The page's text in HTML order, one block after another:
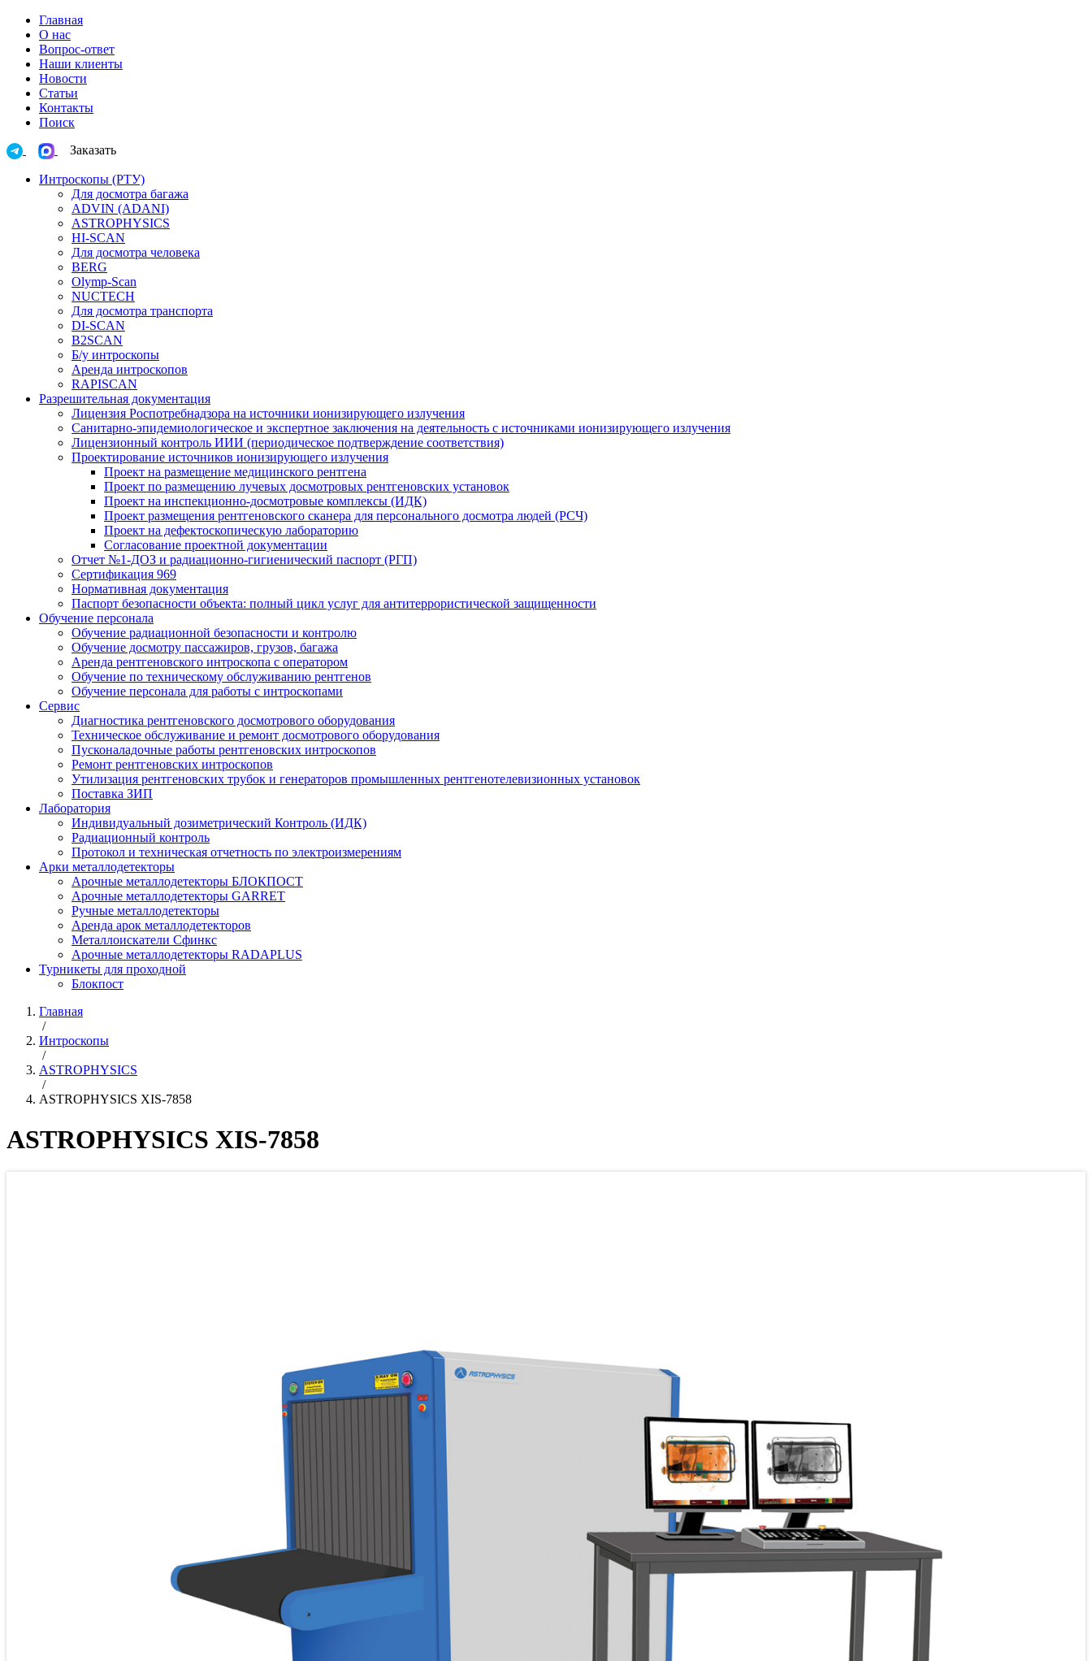
Главная
О нас
Вопрос-ответ
Наши клиенты
Новости
Статьи
Контакты
Поиск
Заказать
Интроскопы (РТУ)
Для досмотра багажа
ADVIN (ADANI)
ASTROPHYSICS
HI-SCAN
Для досмотра человека
BERG
Olymp-Scan
NUCTECH
Для досмотра транспорта
DI-SCAN
B2SCAN
Б/у интроскопы
Аренда интроскопов
RAPISCAN
Разрешительная документация
Лицензия Роспотребнадзора на источники ионизирующего излучения
Санитарно-эпидемиологическое и экспертное заключения на деятельность с источниками ионизирующего излучения
Лицензионный контроль ИИИ (периодическое подтверждение соответствия)
Проектирование источников ионизирующего излучения
Проект на размещение медицинского рентгена
Проект по размещению лучевых досмотровых рентгеновских установок
Проект на инспекционно-досмотровые комплексы (ИДК)
Проект размещения рентгеновского сканера для персонального досмотра людей (РСЧ)
Проект на дефектоскопическую лабораторию
Согласование проектной документации
Отчет №1-ДОЗ и радиационно-гигиенический паспорт (РГП)
Сертификация 969
Нормативная документация
Паспорт безопасности объекта: полный цикл услуг для антитеррористической защищенности
Обучение персонала
Обучение радиационной безопасности и контролю
Обучение досмотру пассажиров, грузов, багажа
Аренда рентгеновского интроскопа с оператором
Обучение по техническому обслуживанию рентгенов
Обучение персонала для работы с интроскопами
Сервис
Диагностика рентгеновского досмотрового оборудования
Техническое обслуживание и ремонт досмотрового оборудования
Пусконаладочные работы рентгеновских интроскопов
Ремонт рентгеновских интроскопов
Утилизация рентгеновских трубок и генераторов промышленных рентгенотелевизионных установок
Поставка ЗИП
Лаборатория
Индивидуальный дозиметрический Контроль (ИДК)
Радиационный контроль
Протокол и техническая отчетность по электроизмерениям
Арки металлодетекторы
Арочные металлодетекторы БЛОКПОСТ
Арочные металлодетекторы GARRET
Ручные металлодетекторы
Аренда арок металлодетекторов
Металлоискатели Сфинкс
Арочные металлодетекторы RADAPLUS
Турникеты для проходной
Блокпост
Главная
/
Интроскопы
/
ASTROPHYSICS
/
ASTROPHYSICS XIS-7858
ASTROPHYSICS XIS-7858